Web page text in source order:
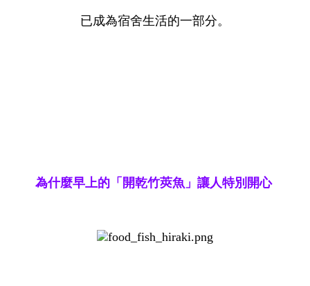
已成為宿舍生活的一部分。
為什麼早上的「開乾竹莢魚」讓人特別開心